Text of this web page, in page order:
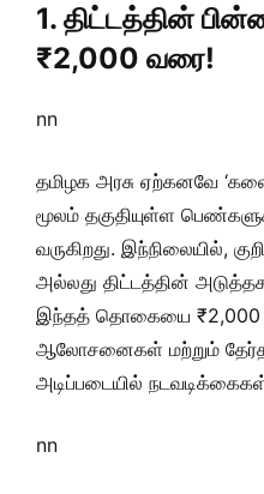
1. திட்டத்தின்
₹2,000 வரை!
nn
தமிழக அரசு ஏற்கனவே
மூலம் தகுதியுள்ள
வருகிறது. இந்நிலையில்,
அல்லது திட்டத்தின்
இந்தத் தொகையை ₹2,000
ஆலோசனைகள் மற்றும்
அடிப்படையில்
nn